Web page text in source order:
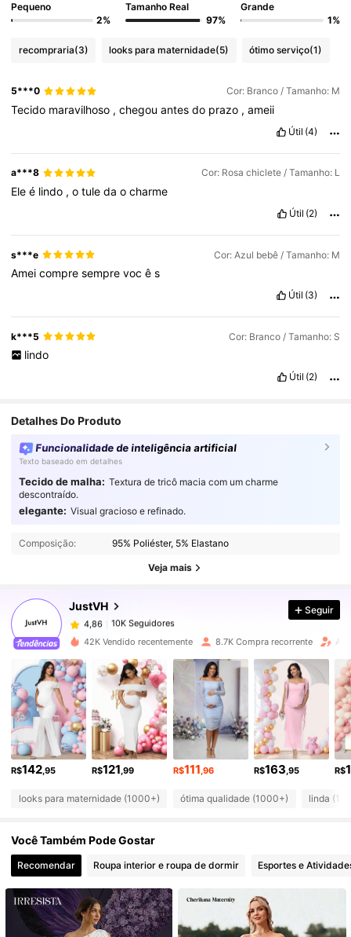
Pequeno
2%
Tamanho Real
97%
Grande
1%
recompraria(3) looks para maternidade(5) ótimo serviço(1)
5***0 Cor: Branco / Tamanho: M
Tecido maravilhoso ,chegouantesdo prazo ,ameii
Útil (4)
a***8 Cor: Rosa chiclete / Tamanho: L
Eleé lindo ,otuledaocharme
Útil (2)
s***e Cor: Azul bebê / Tamanho: M
Ameicompresemprevocês
Útil (3)
k***5 Cor: Branco / Tamanho: S
lindo
Útil (2)
Detalhes Do Produto
Funcionalidade de inteligência artificial
Texto baseado em detalhes
Tecido de malha: Textura de tricô macia com um charme
descontraído.
elegante: Visual gracioso e refinado.
Composição: 95% Poliéster, 5% Elastano
Veja mais
JustVH
4,86 10K Seguidores
10K Seguidores
4,86
10K Seguidores
m***0pago1 dia atrás
4,86 10K Seguidores
4,86 10K Seguidores
4,86 10K Seguidores
10K Seguidores
4,86 10K Seguidores
Seguir
42K Vendido recentemente 8.7K Compra recorrente
R$142,95 R$121,99 R$111,96 R$163,95 R$
looks para maternidade (1000+) ótima qualidade (1000+) linda
Você Também Pode Gostar
Recomendar Roupa interior e roupa de dormir Esportes e